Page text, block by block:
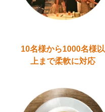
10名様から1000名様以
上 まで柔軟に対応